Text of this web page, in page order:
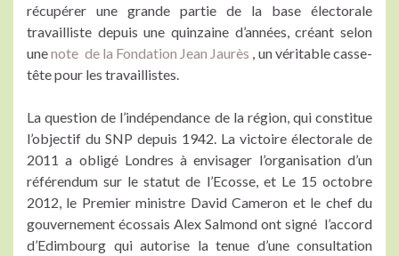
récupérer une grande partie de la base électorale
travailliste depuis une quinzaine d’années, créant selon
unenote de la Fondation Jean Jaurès , un véritable casse-
tête pour les travaillistes.
La question de l’indépendance de la région, qui constitue
l’objectif du SNP depuis 1942. La victoire électorale de
2011 a obligé Londres à envisager l’organisation d’un
référendum sur le statut de l’Ecosse, et Le 15 octobre
2012, le Premier ministre David Cameron et le chef du
gouvernement écossais Alex Salmond ont signé l’accord
d’Edimbourg qui autorise la tenue d’une consultation